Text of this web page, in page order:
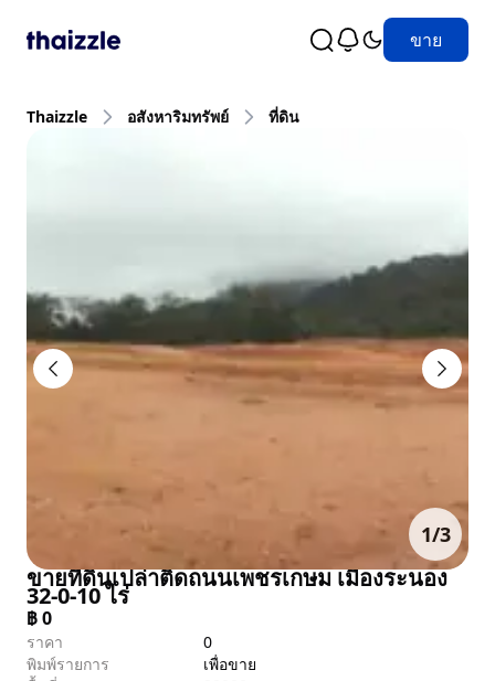
ขาย
Thaizzle อสังหาริมทรัพย์ ที่ดิน
1/3
ขายที่ดินเปล่าติดถนนเพชรเกษม เมืองระนอง
32-0-10 ไร่
฿0
ราคา
0
พิมพ์รายการ
เพื่อขาย